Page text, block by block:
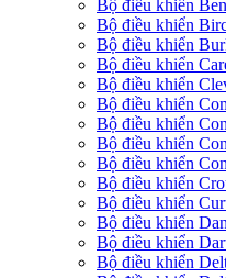
Bộ điều khiển
Bộ điều khiển
Bộ điều khiển
Bộ điều khiển
Bộ điều khiển
Bộ điều khiển
Bộ điều khiển
Bộ điều khiển
Bộ điều khiển
Bộ điều khiển
Bộ điều khiển
Bộ điều khiển
Bộ điều khiển
Bộ điều khiển